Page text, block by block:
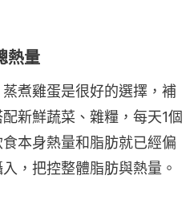
熱量
煮雞蛋是很好的選擇，補
新鮮蔬菜、雜糧，每天1個
本身熱量和脂肪就已經偏
，把控整體脂肪與熱量。